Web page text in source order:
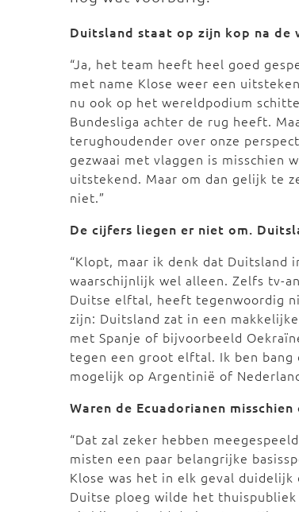
Duitsland staat op zijn kop na de
“Ja, het team heeft heel goed
met name Klose weer een
nu ook op het wereldpodium
Bundesliga achter de rug heeft.
terughoudender over onze
gezwaai met vlaggen is misschien
uitstekend. Maar om dan gelijk te
niet.”
De cijfers liegen er niet om.
“Klopt, maar ik denk dat
waarschijnlijk wel alleen. Zelfs tv-
Duitse elftal, heeft tegenwoordig
zijn: Duitsland zat in een
met Spanje of bijvoorbeeld
tegen een groot elftal. Ik ben
mogelijk op Argentinië of
Waren de Ecuadorianen
“Dat zal zeker hebben
misten een paar belangrijke
Klose was het in elk geval duidelijk
Duitse ploeg wilde het